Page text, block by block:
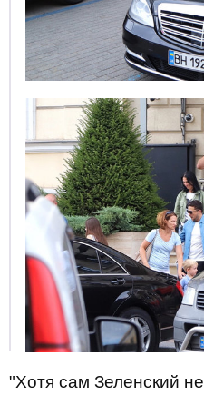
"Хотя сам Зеленский